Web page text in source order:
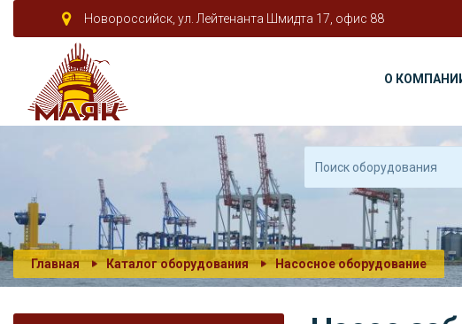
Новороссийск, ул. Лейтенанта Шмидта 17, офис 88
О
Главная Каталог оборудования Насосное оборудование